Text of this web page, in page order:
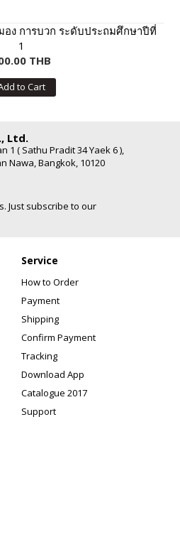
ง การบวก ระดับประถมศึกษาปีที่
1
THB
to Cart
Ltd.
1 ( Sathu Pradit 34 Yaek 6 ),
Nawa, Bangkok, 10120
Just subscribe to our
Service
How to Order
Payment
Shipping
Confirm Payment
Tracking
Download App
Catalogue 2017
Support